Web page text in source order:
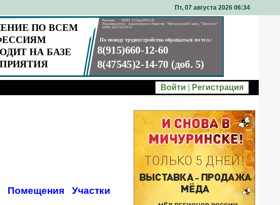
Пт, 07 августа 2026 06 34
Войти Регистрация
Помещения Участки